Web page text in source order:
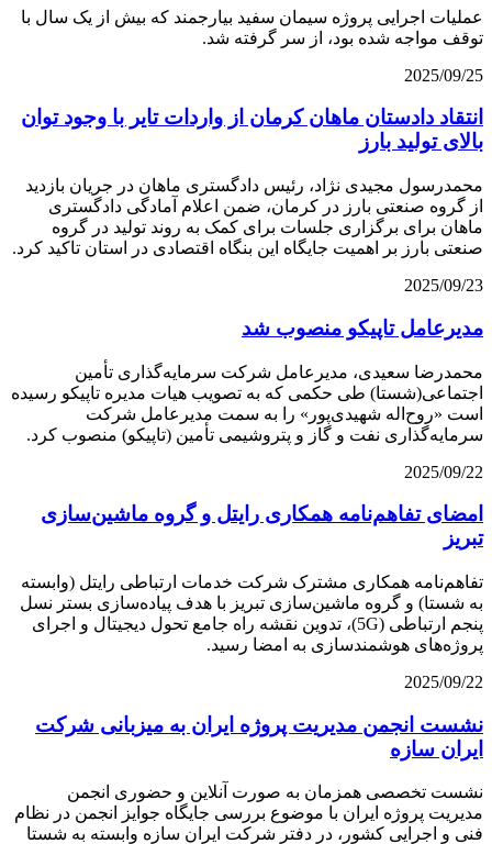
عملیات اجرایی پروژه سیمان سفید بیارجمند که بیش از یک سال با
توقف مواجه شده بود، از سر گرفته شد.
2025/09/25
انتقاد دادستان ماهان کرمان از واردات تایر با وجود توان
بالای تولید بارز
محمدرسول مجیدی نژاد، رئیس دادگستری ماهان در جریان بازدید
از گروه صنعتی بارز در کرمان، ضمن اعلام آمادگی دادگستری
ماهان برای برگزاری جلسات برای کمک به روند تولید در گروه
صنعتی بارز بر اهمیت جایگاه این بنگاه اقتصادی در استان تاکید کرد.
2025/09/23
مدیرعامل تاپیکو منصوب شد
محمدرضا سعیدی، مدیرعامل شرکت سرمایه‌گذاری تأمین
اجتماعی(شستا) طی حکمی که به تصویب هیات مدیره تاپیکو رسیده
است «روح‌اله شهیدی‌پور» را به سمت مدیرعامل شرکت
سرمایه‌گذاری نفت و گاز و پتروشیمی تأمین (تاپیکو) منصوب کرد.
2025/09/22
امضای تفاهم‌نامه همکاری رایتل و گروه ماشین‌سازی
تبریز
تفاهم‌نامه همکاری مشترک شرکت خدمات ارتباطی رایتل (وابسته
به شستا) و گروه ماشین‌سازی تبریز با هدف پیاده‌سازی بستر نسل
پنجم ارتباطی (5G)، تدوین نقشه راه جامع تحول دیجیتال و اجرای
پروژه‌های هوشمندسازی به امضا رسید.
2025/09/22
نشست انجمن مدیریت پروژه ایران به میزبانی شرکت
ایران سازه
نشست تخصصی همزمان به صورت آنلاین و حضوری انجمن
مدیریت پروژه ایران با موضوع بررسی جایگاه جوایز انجمن در نظام
فنی و اجرایی کشور، در دفتر شرکت ایران سازه وابسته به شستا